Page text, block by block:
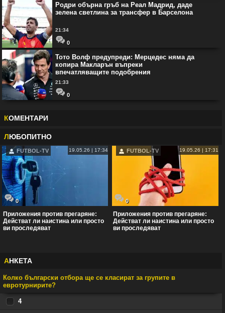
Родри обърна гръб на Реал Мадрид, даде
зелена светлина за трансфер в Барселона
21:34
0
Тото Волф предупреди: Мерцедес няма да
копира Макларън въпреки
впечатляващите подобрения
21:33
0
КОМЕНТАРИ
ЛЮБОПИТНО
FUTBOL-TV 19.05.26 | 17:34
0
Приложения против прегаряне:
Действат ли наистина или просто
ви проследяват
FUTBOL-TV 19.05.26 | 17:31
0
Приложения против прегаряне:
Действат ли наистина или просто
ви проследяват
АНКЕТА
Колко български отбора ще се класират за групите в
евротурнирите?
4